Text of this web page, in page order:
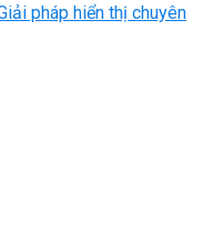
pháp hiển thị chuyên